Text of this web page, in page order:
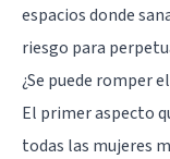
espacios donde
riesgo para
¿Se puede romper
El primer aspecto
todas las mujeres